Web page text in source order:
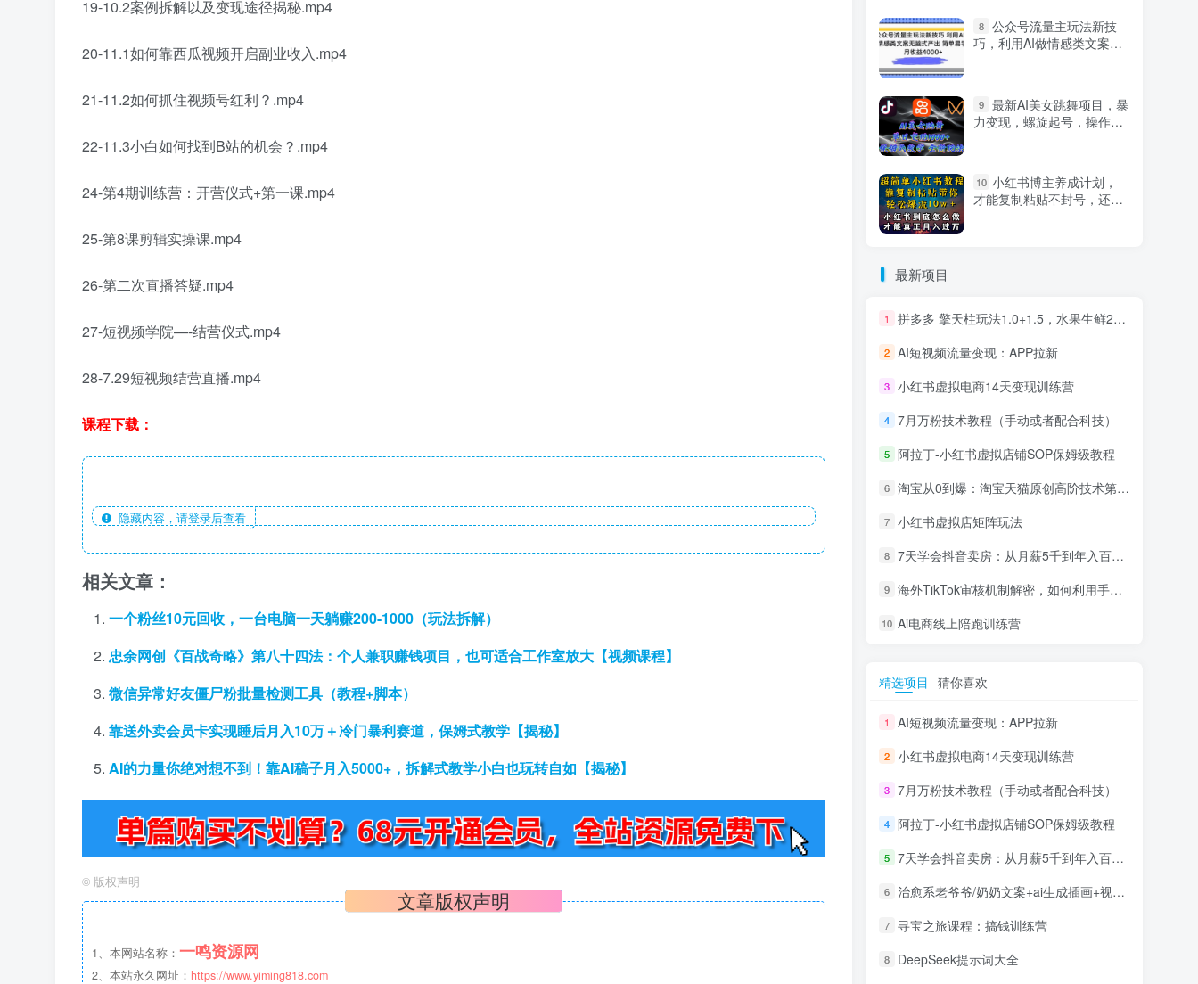
19-10.2案例拆解以及变现途径揭秘.mp4
20-11.1如何靠西瓜视频开启副业收入.mp4
21-11.2如何抓住视频号红利？.mp4
22-11.3小白如何找到B站的机会？.mp4
24-第4期训练营：开营仪式+第一课.mp4
25-第8课剪辑实操课.mp4
26-第二次直播答疑.mp4
27-短视频学院—-结营仪式.mp4
28-7.29短视频结营直播.mp4
课程下载：
隐藏内容，请登录后查看
相关文章：
一个粉丝10元回收，一台电脑一天躺赚200-1000（玩法拆解）
忠余网创《百战奇略》第八十四法：个人兼职赚钱项目，也可适合工作室放大【视频课程】
微信异常好友僵尸粉批量检测工具（教程+脚本）
靠送外卖会员卡实现睡后月入10万＋冷门暴利赛道，保姆式教学【揭秘】
AI的力量你绝对想不到！靠AI稿子月入5000+，拆解式教学小白也玩转自如【揭秘】
© 版权声明
文章版权声明
1、本网站名称： 一鸣资源网
2、本站永久网址： https://www.yiming818.com
8 公众号流量主玩法新技
巧，利用AI做情感类文案无
9 最新AI美女跳舞项目，暴
力变现，螺旋起号，操作简
10 小红书博主养成计划，
才能复制粘贴不封号，还能
最新项目
1 拼多多 擎天柱玩法1.0+1.5，水果生鲜2小时起量,标品2天爆单,利润率提升30%
2 AI短视频流量变现：APP拉新
3 小红书虚拟电商14天变现训练营
4 7月万粉技术教程（手动或者配合科技）
5 阿拉丁-小红书虚拟店铺SOP保姆级教程
6 淘宝从0到爆：淘宝天猫原创高阶技术第69期
7 小红书虚拟店矩阵玩法
8 7天学会抖音卖房：从月薪5千到年入百万，新时代房产经纪人必备技能
9 海外TikTok审核机制解密，如何利用手法轻松搬运过审
10 Ai电商线上陪跑训练营
精选项目 猜你喜欢
1 AI短视频流量变现：APP拉新
2 小红书虚拟电商14天变现训练营
3 7月万粉技术教程（手动或者配合科技）
4 阿拉丁-小红书虚拟店铺SOP保姆级教程
5 7天学会抖音卖房：从月薪5千到年入百万，新时代房产经纪人必备技能
6 治愈系老爷爷/奶奶文案+ai生成插画+视频号广告分成项目
7 寻宝之旅课程：搞钱训练营
8 DeepSeek提示词大全